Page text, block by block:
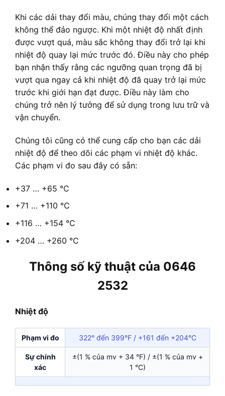
Khi các dải thay đổi màu, chúng thay đổi một cách
không thể đảo ngược. Khi một nhiệt độ nhất định
được vượt quá, màu sắc không thay đổi trở lại khi
nhiệt độ quay lại mức trước đó. Điều này cho phép
bạn nhận thấy rằng các ngưỡng quan trọng đã bị
vượt qua ngay cả khi nhiệt độ đã quay trở lại mức
trước khi giới hạn đạt được. Điều này làm cho
chúng trở nên lý tưởng để sử dụng trong lưu trữ và
vận chuyển.
Chúng tôi cũng có thể cung cấp cho bạn các dải
nhiệt độ để theo dõi các phạm vi nhiệt độ khác.
Các phạm vi đo sau đây có sẵn:
+37 … +65 °C
+71 … +110 °C
+116 … +154 °C
+204 … +260 °C
Thông số kỹ thuật của 0646
2532
Nhiệt độ
Phạm vi đo 322° đến 399°F / +161 đến +204°C
Sự chính
xác
±(1 % của mv + 34 °F) / ±(1 % của mv +
1 °C)